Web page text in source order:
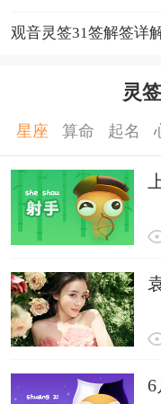
治 病
若想治病者，「信心
就是药方。若能心
转 变
一搏，放心去做，会
求 孕
若想要求孕，担心怀
以大胆一试，会有惊
想要求生男，又担心
搏，会有惊喜的收获
诉讼运途
官司结果会如何，会
想要到远处发展，结
全解
观音灵签31签解签详
灵
星座 算命 起名
6